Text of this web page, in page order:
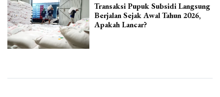
Transaksi Pupuk Subsidi Langsung
Berjalan Sejak Awal Tahun 2026,
Apakah Lancar?